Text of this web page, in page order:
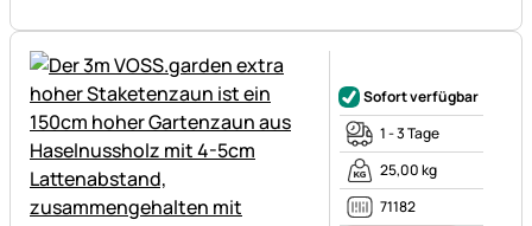
Sofort verfügbar
1 - 3 Tage
25,00 kg
71182